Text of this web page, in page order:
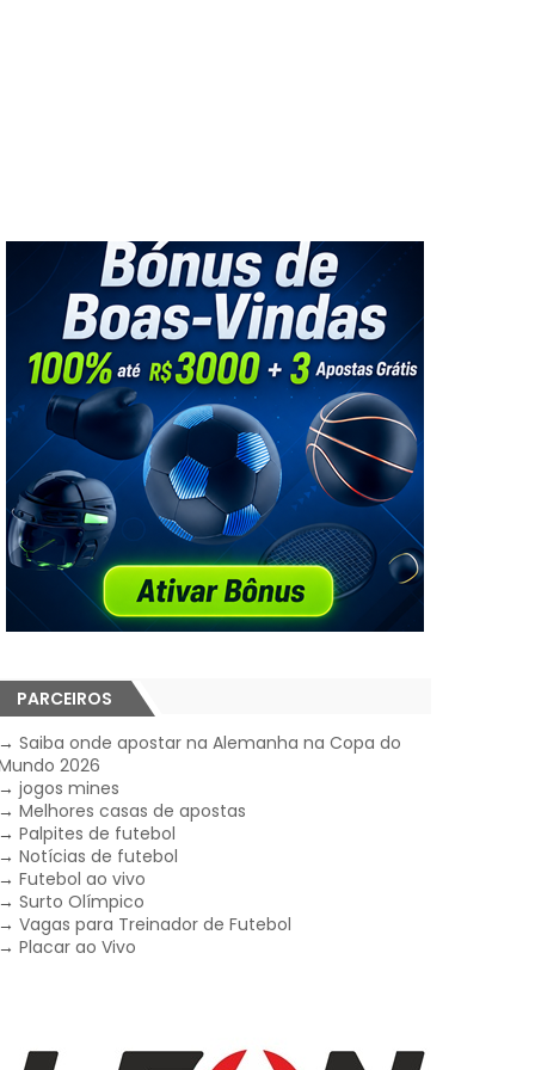
PARCEIROS
→Saiba onde apostar na Alemanha na Copa do
2026
→jogos mines
→Melhores casas de apostas
→Palpites de futebol
→Notícias de futebol
→Futebol ao vivo
→Surto Olímpico
→Vagas para Treinador de Futebol
→Placar ao Vivo